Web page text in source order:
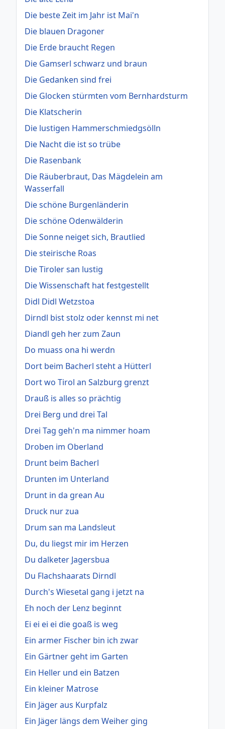
Die beste Zeit im Jahr ist Mai'n
Die blauen Dragoner
Die Erde braucht Regen
Die Gamserl schwarz und braun
Die Gedanken sind frei
Die Glocken stürmten vom Bernhardsturm
Die Klatscherin
Die lustigen Hammerschmiedgsölln
Die Nacht die ist so trübe
Die Rasenbank
Die Räuberbraut, Das Mägdelein am
Wasserfall
Die schöne Burgenländerin
Die schöne Odenwälderin
Die Sonne neiget sich, Brautlied
Die steirische Roas
Die Tiroler san lustig
Die Wissenschaft hat festgestellt
Didl Didl Wetzstoa
Dirndl bist stolz oder kennst mi net
Diandl geh her zum Zaun
Do muass ona hi werdn
Dort beim Bacherl steht a Hütterl
Dort wo Tirol an Salzburg grenzt
Drauß is alles so prächtig
Drei Berg und drei Tal
Drei Tag geh'n ma nimmer hoam
Droben im Oberland
Drunt beim Bacherl
Drunten im Unterland
Drunt in da grean Au
Druck nur zua
Drum san ma Landsleut
Du, du liegst mir im Herzen
Du dalketer Jagersbua
Du Flachshaarats Dirndl
Durch's Wiesetal gang i jetzt na
Eh noch der Lenz beginnt
Ei ei ei ei die goaß is weg
Ein armer Fischer bin ich zwar
Ein Gärtner geht im Garten
Ein Heller und ein Batzen
Ein kleiner Matrose
Ein Jäger aus Kurpfalz
Ein Jäger längs dem Weiher ging